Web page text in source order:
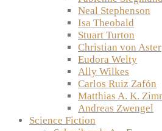
Neal Stephenson
Isa Theobald
Stuart Turton
Christian von Aster
Eudora Welty
Ally Wilkes
Carlos Ruiz Zafón
Matthias A. K.
Andreas Zwengel
Science Fiction